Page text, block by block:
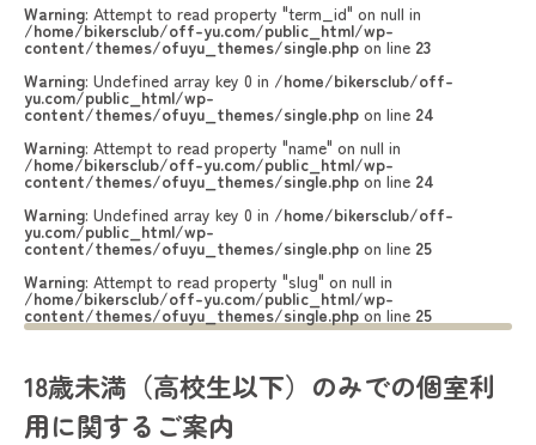
Warning: Attempt to read property "term_id" on null in
/home/bikersclub/off-yu.com/public_html/wp-
content/themes/ofuyu_themes/single.php on line 23
Warning: Undefined array key 0 in /home/bikersclub/off-
yu.com/public_html/wp-
content/themes/ofuyu_themes/single.php on line 24
Warning: Attempt to read property "name" on null in
/home/bikersclub/off-yu.com/public_html/wp-
content/themes/ofuyu_themes/single.php on line 24
Warning: Undefined array key 0 in /home/bikersclub/off-
yu.com/public_html/wp-
content/themes/ofuyu_themes/single.php on line 25
Warning: Attempt to read property "slug" on null in
/home/bikersclub/off-yu.com/public_html/wp-
content/themes/ofuyu_themes/single.php on line 25
18歳未満（高校生以下）のみでの個室利
用に関するご案内